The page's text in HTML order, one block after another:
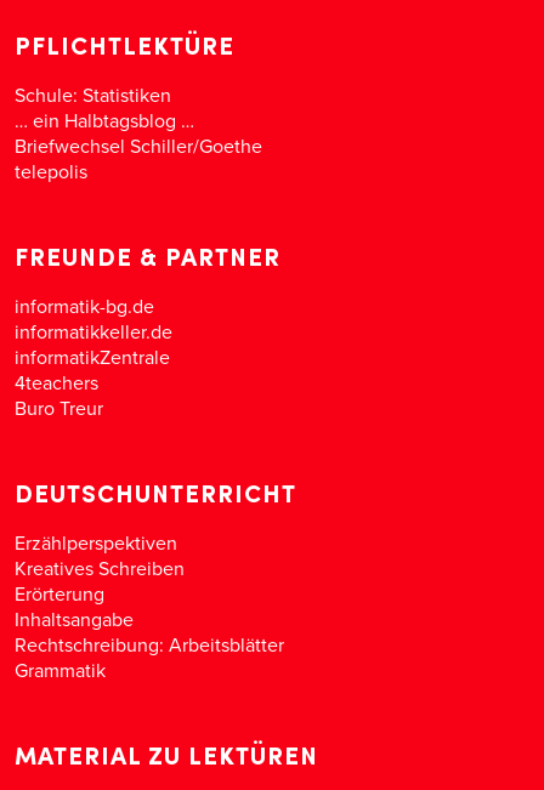
PFLICHTLEKTÜRE
Schule: Statistiken
… ein Halbtagsblog …
Briefwechsel Schiller/Goethe
telepolis
FREUNDE & PARTNER
informatik-bg.de
informatikkeller.de
informatikZentrale
4teachers
Buro Treur
DEUTSCHUNTERRICHT
Erzählperspektiven
Kreatives Schreiben
Erörterung
Inhaltsangabe
Rechtschreibung: Arbeitsblätter
Grammatik
MATERIAL ZU LEKTÜREN